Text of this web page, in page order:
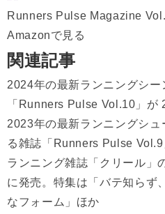
Runners Pulse Magazine
Amazonで見る
関連記事
2024年の最新ランニングシ
「Runners Pulse Vol.10」が
2023年の最新ランニングシュ
る雑誌「Runners Pulse
ランニング雑誌「クリール」
に発売。特集は「バテ知らず
なフォーム」ほか